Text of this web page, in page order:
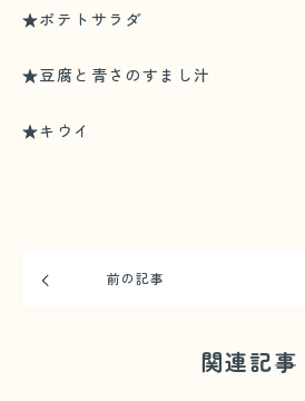
★ポテトサラダ
★豆腐と青さのすまし汁
★キウイ
前の記事
関連記事